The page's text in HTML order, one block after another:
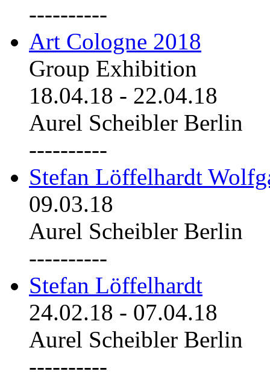
----------
Art Cologne 2018
Group Exhibition
18.04.18 - 22.04.18
Aurel Scheibler Berlin
----------
Stefan Löffelhardt
09.03.18
Aurel Scheibler Berlin
----------
Stefan Löffelhardt
24.02.18 - 07.04.18
Aurel Scheibler Berlin
----------